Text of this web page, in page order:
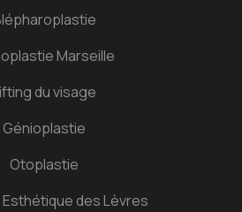
Marseille
du visage
Génioplastie
Otoplastie
des Lèvres